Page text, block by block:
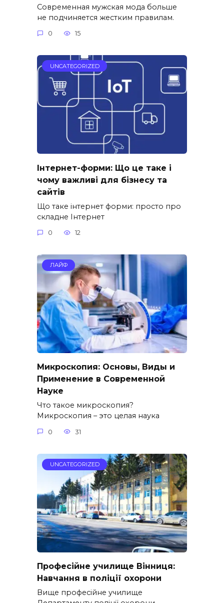
Современная мужская мода больше
не подчиняется жестким правилам.
0 15
UNCATEGORIZED
Інтернет-форми: Що це таке і
чому важливі для бізнесу та
сайтів
Що таке інтернет форми: просто про
складне Інтернет
0 12
ЛАЙФ
Микроскопия: Основы, Виды и
Применение в Современной
Науке
Что такое микроскопия?
Микроскопия – это целая наука
0 31
UNCATEGORIZED
Професійне училище Вінниця:
Навчання в поліції охорони
Вище професійне училище